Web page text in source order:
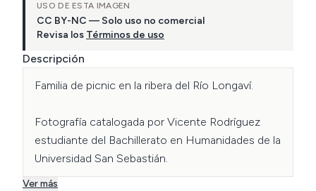
USO DE ESTA IMAGEN
CC BY-NC — Solo uso no comercial
Revisa los Términos de uso
Descripción
Familia de picnic en la ribera del Río Longaví.
Fotografía catalogada por Vicente Rodríguez
estudiante del Bachillerato en Humanidades de la
Universidad San Sebastián.
Ver más